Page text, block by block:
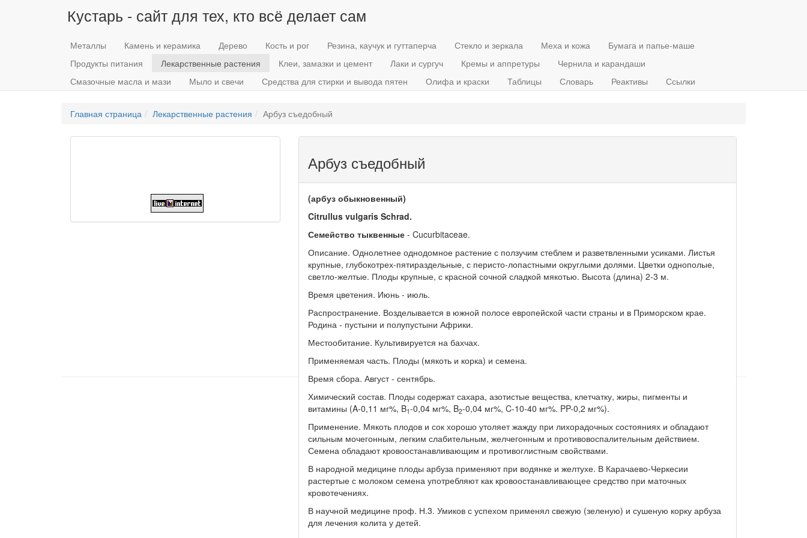
Кустарь - сайт для тех, кто всё делает сам
Металлы Камень и керамика Дерево Кость и рог Резина, каучук и гуттаперча Стекло и зеркала Меха и кожа
Бумага и папье-маше
Продукты питания
Лекарственные растения Клеи, замазки и цемент Лаки и сургуч Кремы и аппретуры
Чернила и карандаши
Смазочные масла и мази
Мыло и свечи Средства для стирки и вывода пятен Олифа и краски Таблицы Словарь Реактивы Ссылки
Главная страница Лекарственные растения Арбуз съедобный
Арбуз съедобный
(арбуз обыкновенный)
Citrullus vulgaris Schrad.
Семейство тыквенные - Cucurbitaceae.
Описание. Однолетнее однодомное растение с ползучим стеблем и разветвленными усиками. Листья
крупные, глубокотрех-пятираздельные, с перисто-лопастными округлыми долями. Цветки однополые,
светло-желтые. Плоды крупные, с красной сочной сладкой мякотью. Высота (длина) 2-3 м.
Время цветения. Июнь - июль.
Распространение. Возделывается в южной полосе европейской части страны и в Приморском крае.
Родина - пустыни и полупустыни Африки.
Местообитание. Культивируется на бахчах.
Применяемая часть. Плоды (мякоть и корка) и семена.
Время сбора. Август - сентябрь.
Химический состав. Плоды содержат сахара, азотистые вещества, клетчатку, жиры, пигменты и
витамины (A-0,11 мг%, B1-0,04 мг%, B2-0,04 мг%, C-10-40 мг%. PP-0,2 мг%).
Применение. Мякоть плодов и сок хорошо утоляет жажду при лихорадочных состояниях и обладают
сильным мочегонным, легким слабительным, желчегонным и противовоспалительным действием.
Семена обладают кровоостанавливающим и противоглистным свойствами.
В народной медицине плоды арбуза применяют при водянке и желтухе. В Карачаево-Черкесии
растертые с молоком семена употребляют как кровоостанавливающее средство при маточных
кровотечениях.
В научной медицине проф. Н.3. Умиков с успехом применял свежую (зеленую) и сушеную корку арбуза
для лечения колита у детей.